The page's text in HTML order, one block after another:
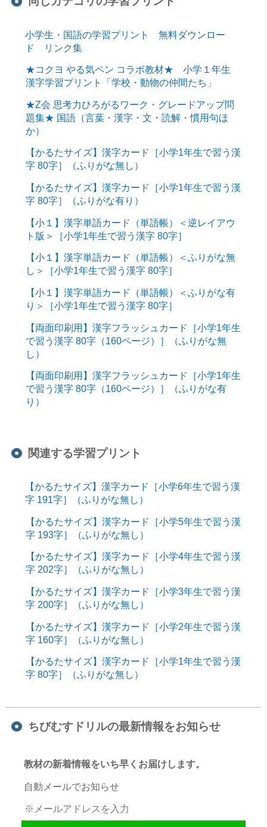
小学生・国語の学習プリント 無料ダウンロー
ド リンク集
★コクヨ やる気ペン コラボ教材★ 小学１年生
漢字学習プリント「学校・動物の仲間たち」
★Z会 思考力ひろがるワーク・グレードアップ問
題集★ 国語（言葉・漢字・文・読解・慣用句ほ
か）
【かるたサイズ】漢字カード［小学1年生で習う漢
字 80字］（ふりがな無し）
【かるたサイズ】漢字カード［小学1年生で習う漢
字 80字］（ふりがな有り）
【小１】漢字単語カード（単語帳）＜逆レイアウ
ト版＞［小学1年生で習う漢字 80字］
【小１】漢字単語カード（単語帳）＜ふりがな無
し＞［小学1年生で習う漢字 80字］
【小１】漢字単語カード（単語帳）＜ふりがな有
り＞［小学1年生で習う漢字 80字］
【両面印刷用】漢字フラッシュカード［小学1年生
で習う漢字 80字（160ページ）］（ふりがな無
し）
【両面印刷用】漢字フラッシュカード［小学1年生
で習う漢字 80字（160ページ）］（ふりがな有
り）
関連する学習プリント
【かるたサイズ】漢字カード［小学6年生で習う漢
字 191字］（ふりがな無し）
【かるたサイズ】漢字カード［小学5年生で習う漢
字 193字］（ふりがな無し）
【かるたサイズ】漢字カード［小学4年生で習う漢
字 202字］（ふりがな無し）
【かるたサイズ】漢字カード［小学3年生で習う漢
字 200字］（ふりがな無し）
【かるたサイズ】漢字カード［小学2年生で習う漢
字 160字］（ふりがな無し）
【かるたサイズ】漢字カード［小学1年生で習う漢
字 80字］（ふりがな無し）
ちびむすドリルの最新情報をお知らせ
教材の新着情報をいち早くお届けします。
自動メールでお知らせ